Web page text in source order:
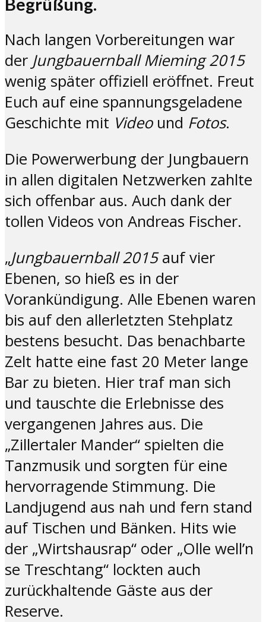
Begrüßung.
Nach langen Vorbereitungen war
der Jungbauernball Mieming 2015
wenig später offiziell eröffnet. Freut
Euch auf eine spannungsgeladene
Geschichte mit Videound Fotos.
Die Powerwerbung der Jungbauern
in allen digitalen Netzwerken zahlte
sich offenbar aus. Auch dank der
tollen Videos von Andreas Fischer.
„Jungbauernball 2015auf vier
Ebenen, so hieß es in der
Vorankündigung. Alle Ebenen waren
bis auf den allerletzten Stehplatz
bestens besucht. Das benachbarte
Zelt hatte eine fast 20 Meter lange
Bar zu bieten. Hier traf man sich
und tauschte die Erlebnisse des
vergangenen Jahres aus. Die
„Zillertaler Mander“ spielten die
Tanzmusik und sorgten für eine
hervorragende Stimmung. Die
Landjugend aus nah und fern stand
auf Tischen und Bänken. Hits wie
der „Wirtshausrap“ oder „Olle well’n
se Treschtang“ lockten auch
zurückhaltende Gäste aus der
Reserve.